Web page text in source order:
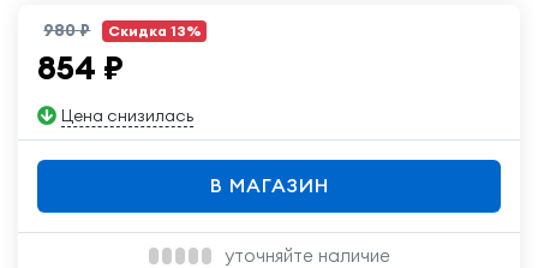
980 ₽ Скидка 13%
854 ₽
Цена снизилась
В МАГАЗИН
уточняйте наличие